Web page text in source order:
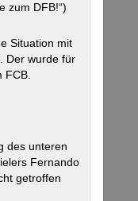
zum DFB!“)
Situation mit
Der wurde für
FCB.
des unteren
Fernando
getroffen